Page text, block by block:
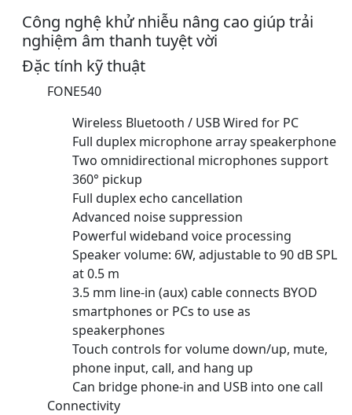
Công nghệ khử nhiễu nâng cao giúp trải
nghiệm âm thanh tuyệt vời
Đặc tính kỹ thuật
FONE540
Wireless Bluetooth / USB Wired for PC
Full duplex microphone array speakerphone
Two omnidirectional microphones support
360° pickup
Full duplex echo cancellation
Advanced noise suppression
Powerful wideband voice processing
Speaker volume: 6W, adjustable to 90 dB SPL
at 0.5 m
3.5 mm line-in (aux) cable connects BYOD
smartphones or PCs to use as
speakerphones
Touch controls for volume down/up, mute,
phone input, call, and hang up
Can bridge phone-in and USB into one call
Connectivity